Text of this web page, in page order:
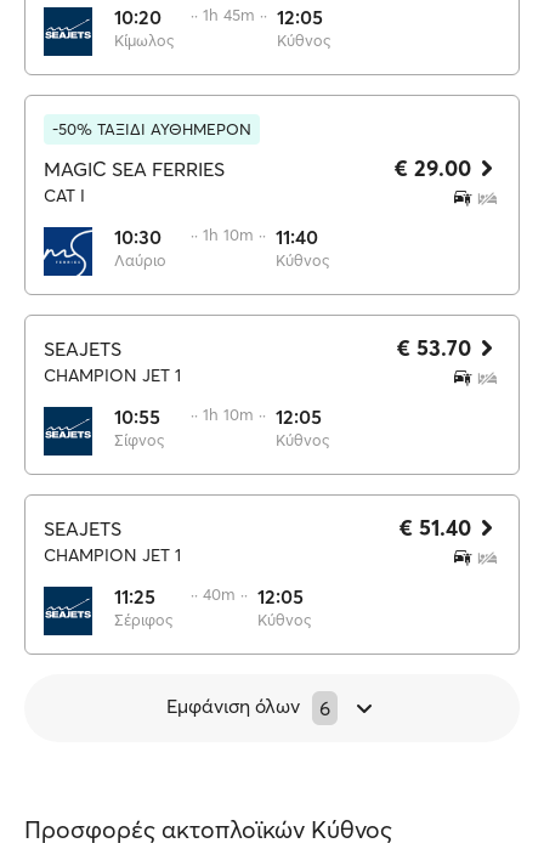
10:20
Κίμωλος
·· 1h 45m ·· 12:05
Κύθνος
-50% ΤΑΞΙΔΙ ΑΥΘΗΜΕΡΟΝ
MAGIC SEA FERRIES
CAT I
10:30
Λαύριο
·· 1h 10m ·· 11:40
Κύθνος
€ 29.00
SEAJETS
CHAMPION JET 1
10:55
Σίφνος
·· 1h 10m ·· 12:05
Κύθνος
€ 53.70
SEAJETS
CHAMPION JET 1
11:25
Σέριφος
·· 40m ·· 12:05
Κύθνος
€ 51.40
Εμφάνιση όλων 6
Προσφορές ακτοπλοϊκών Κύθνος